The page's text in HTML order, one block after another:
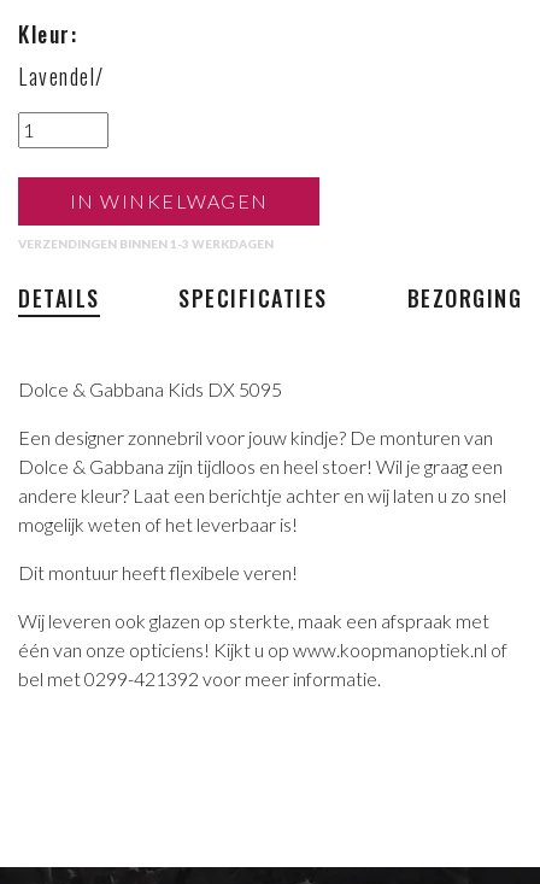
Kleur:
Lavendel/
IN WINKELWAGEN
VERZENDINGEN BINNEN 1-3 WERKDAGEN
DETAILS SPECIFICATIES BEZORGING
Dolce & Gabbana Kids DX 5095
Een designer zonnebril voor jouw kindje? De monturen van
Dolce & Gabbana zijn tijdloos en heel stoer! Wil je graag een
andere kleur? Laat een berichtje achter en wij laten u zo snel
mogelijk weten of het leverbaar is!
Dit montuur heeft flexibele veren!
Wij leveren ook glazen op sterkte, maak een afspraak met
één van onze opticiens! Kijkt u op www.koopmanoptiek.nl of
bel met 0299-421392 voor meer informatie.